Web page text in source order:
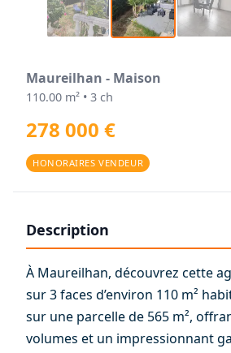
Maureilhan - Maison
110.00 m² • 3 ch
278 000 €
HONORAIRES VENDEUR
Description
À Maureilhan, découvrez cette
sur 3 faces d’environ 110 m²
sur une parcelle de 565 m²,
volumes et un impressionnant